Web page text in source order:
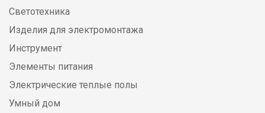
Светотехника
Изделия для электромонтажа
Инструмент
Элементы питания
Электрические теплые полы
Умный дом